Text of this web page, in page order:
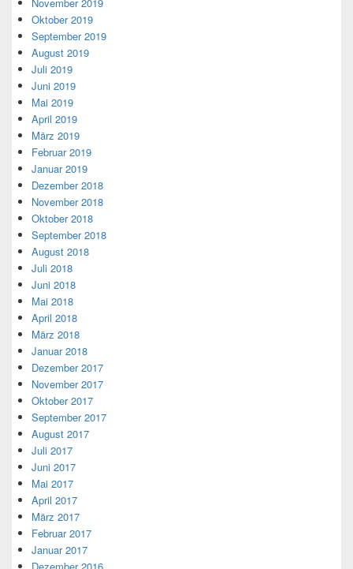
Oktober 2019
September 2019
August 2019
Juli 2019
Juni 2019
Mai 2019
April 2019
März 2019
Februar 2019
Januar 2019
Dezember 2018
November 2018
Oktober 2018
September 2018
August 2018
Juli 2018
Juni 2018
Mai 2018
April 2018
März 2018
Januar 2018
Dezember 2017
November 2017
Oktober 2017
September 2017
August 2017
Juli 2017
Juni 2017
Mai 2017
April 2017
März 2017
Februar 2017
Januar 2017